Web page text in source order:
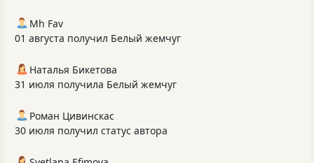
Mh Fav
01 августа получил Белый жемчуг
Наталья Бикетова
31 июля получила Белый жемчуг
Роман Цивинскас
30 июля получил статус автора